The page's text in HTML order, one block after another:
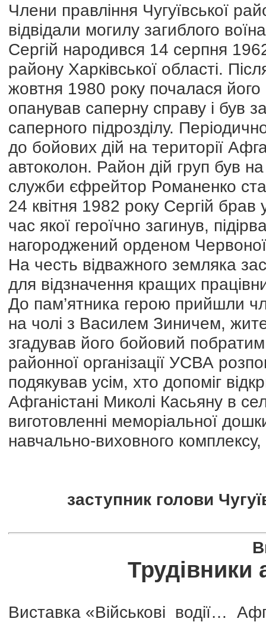
Члени правління Чугуївської
відвідали могилу загиблого
Сергій народився 14 серпня
району Харківської області.
жовтня 1980 року почалася його
опанував саперну справу і був
саперного підрозділу.
до бойових дій на території
автоколон. Район дій груп був
служби єфрейтор Романенко
24 квітня 1982 року Сергій брав
час якої героїчно загинув,
нагороджений орденом
На честь відважного земляка
для відзначення кращих
До пам’ятника герою прийшли
на чолі з Василем Зиничем,
згадував його бойовий
районної організації УСВА
подякував усім, хто допоміг
Афганістані Миколі Касьяну в
виготовленні меморіальної
навчально-виховного
заступник голови
Трудівники
Виставка «Військові водії…